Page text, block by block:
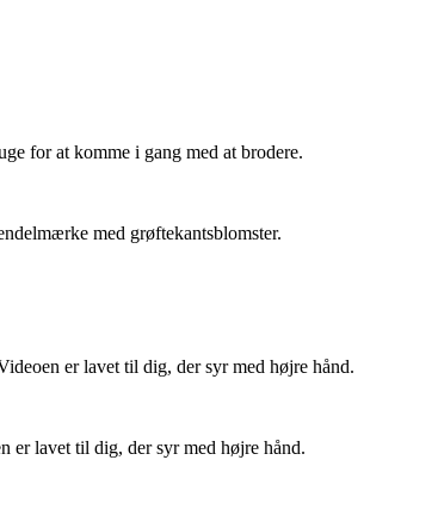
for at komme i gang med at brodere.
med grøftekantsblomster.
er lavet til dig, der syr med højre hånd.
er lavet til dig, der syr med højre hånd.